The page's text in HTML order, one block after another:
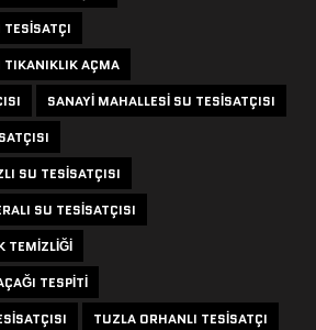
TESISATÇI
TIKANIKLIK AÇMA
SANAYI MAHALLESI SU TESISATÇISI
SU TESISATÇISI
SU TESISATÇISI
TEMIZLIĞI
TESPITI
TUZLA ORHANLI TESISATÇI